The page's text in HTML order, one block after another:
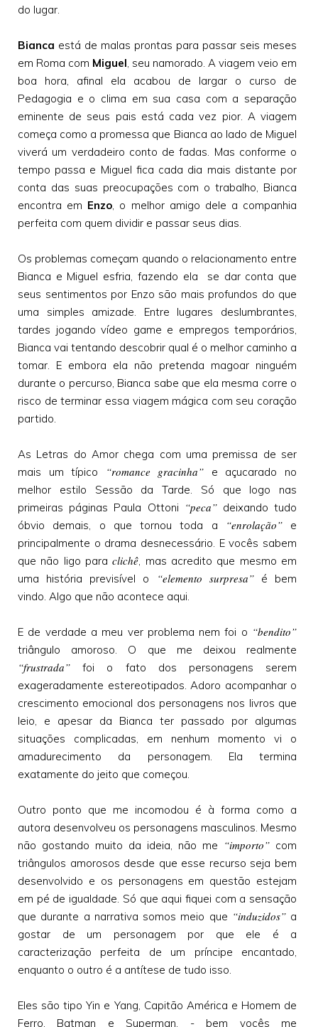
do lugar.
Bianca está de malas prontas para passar seis meses
em Roma com Miguel, seu namorado. A viagem veio em
boa hora, afinal ela acabou de largar o curso de
Pedagogia e o clima em sua casa com a separação
eminente de seus pais está cada vez pior. A viagem
começa como a promessa que Bianca ao lado de Miguel
viverá um verdadeiro conto de fadas. Mas conforme o
tempo passa e Miguel fica cada dia mais distante por
conta das suas preocupações com o trabalho, Bianca
encontra em Enzo, o melhor amigo dele a companhia
perfeita com quem dividir e passar seus dias.
Os problemas começam quando o relacionamento entre
Bianca e Miguel esfria, fazendo ela se dar conta que
seus sentimentos por Enzo são mais profundos do que
uma simples amizade. Entre lugares deslumbrantes,
tardes jogando vídeo game e empregos temporários,
Bianca vai tentando descobrir qual é o melhor caminho a
tomar. E embora ela não pretenda magoar ninguém
durante o percurso, Bianca sabe que ela mesma corre o
risco de terminar essa viagem mágica com seu coração
partido.
As Letras do Amor chega com uma premissa de ser
mais um típico
“romance gracinha” e açucarado no
melhor estilo Sessão da Tarde. Só que logo nas
primeiras páginas Paula Ottoni “peca”deixando tudo
óbvio demais, o que tornou toda a
“enrolação” e
principalmente o drama desnecessário. E vocês sabem
que não ligo paraclichê, mas acredito que mesmo em
uma história previsível o
“elemento surpresa”é bem
vindo. Algo que não acontece aqui.
E de verdade a meu ver problema nem foi o “bendito”
triângulo amoroso. O que me deixou realmente
“frustrada” foi o fato dos personagens serem
exageradamente estereotipados. Adoro acompanhar o
crescimento emocional dos personagens nos livros que
leio, e apesar da Bianca ter passado por algumas
situações complicadas, em nenhum momento vi o
amadurecimento da personagem. Ela termina
exatamente do jeito que começou.
Outro ponto que me incomodou é à forma como a
autora desenvolveu os personagens masculinos. Mesmo
não gostando muito da ideia, não me “importo” com
triângulos amorosos desde que esse recurso seja bem
desenvolvido e os personagens em questão estejam
em pé de igualdade. Só que aqui fiquei com a sensação
que durante a narrativa somos meio que “induzidos”a
gostar de um personagem por que ele é a
caracterização perfeita de um príncipe encantado,
enquanto o outro é a antítese de tudo isso.
Eles são tipo Yin e Yang, Capitão América e Homem de
Ferro, Batman e Superman, - bem vocês me